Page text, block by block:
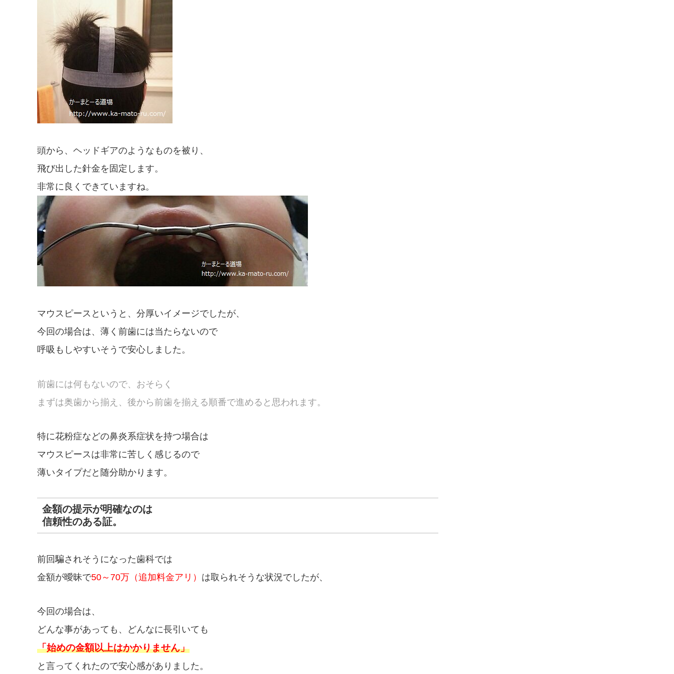
頭から、ヘッドギアのようなものを被り、
飛び出した針金を固定します。
非常に良くできていますね。
マウスピースというと、分厚いイメージでしたが、
今回の場合は、薄く前歯には当たらないので
呼吸もしやすいそうで安心しました。
前歯には何もないので、おそらく
まずは奥歯から揃え、後から前歯を揃える順番で進めると思われます。
特に花粉症などの鼻炎系症状を持つ場合は
マウスピースは非常に苦しく感じるので
薄いタイプだと随分助かります。
金額の提示が明確なのは
信頼性のある証。
前回騙されそうになった歯科では
金額が曖昧で50～70万（追加料金アリ） は取られそうな状況でしたが、
今回の場合は、
どんな事があっても、どんなに長引いても
「始めの金額以上はかかりません」
と言ってくれたので安心感がありました。